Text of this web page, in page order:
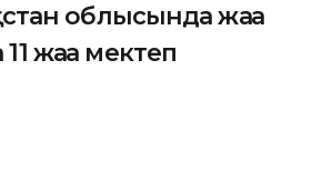
облысында жаңа
жаңа мектеп